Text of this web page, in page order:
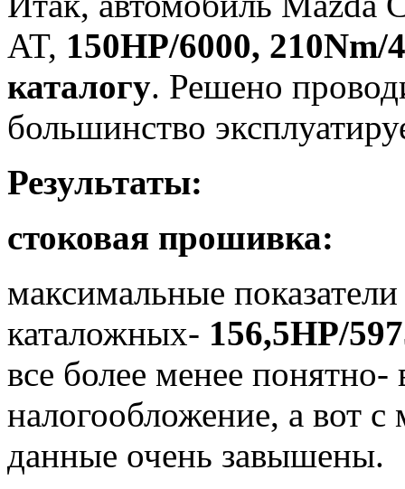
AT, 150HP/6000, 210Nm/
каталогу. Решено
большинство
Результаты:
стоковая прошивка:
максимальные
каталожных- 156,5HP/
все более менее понятно-
налогообложение, а вот
данные очень завышены.